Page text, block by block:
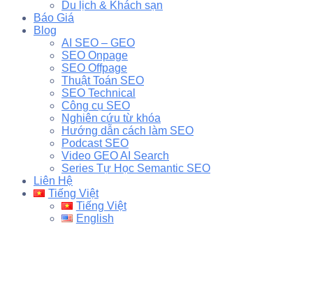
Du lịch & Khách sạn
Báo Giá
Blog
AI SEO – GEO
SEO Onpage
SEO Offpage
Thuật Toán SEO
SEO Technical
Công cụ SEO
Nghiên cứu từ khóa
Hướng dẫn cách làm SEO
Podcast SEO
Video GEO AI Search
Series Tự Học Semantic SEO
Liên Hệ
Tiếng Việt
Tiếng Việt
English